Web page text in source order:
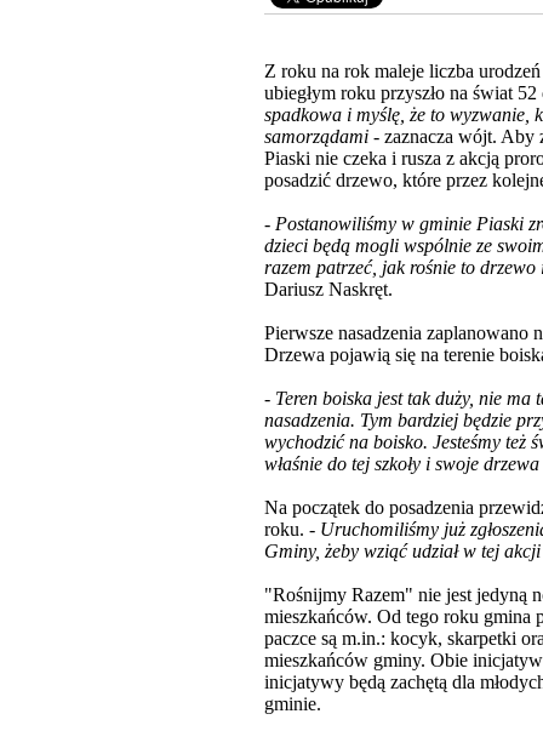
Z roku na rok maleje liczba
ubiegłym roku przyszło na świat
spadkowa i myślę, że to wyzwanie,
samorządami- zaznacza wójt. Aby
Piaski nie czekai rusza z akcją
posadzić drzewo, które przez
- Postanowiliśmy w gminie Piaski
dzieci będą mogli wspólnie ze
razem patrzeć, jak rośnie to
Dariusz Naskręt.
Pierwsze nasadzenia zaplanowano
Drzewa pojawią się na terenie
- Teren boiska jest tak duży, nie
nasadzenia. Tym bardziej będzie
wychodzić na boisko. Jesteśmy też
właśnie do tej szkoły i swoje
Na początek do posadzenia
roku. - Uruchomiliśmy już
Gminy, żeby wziąć udział w tej
"Rośnijmy Razem" nie jest jedyną
mieszkańców. Od tego roku gmina
paczce są m.in.: kocyk, skarpetki
mieszkańców gminy. Obie
inicjatywy będą zachętą dla
gminie.